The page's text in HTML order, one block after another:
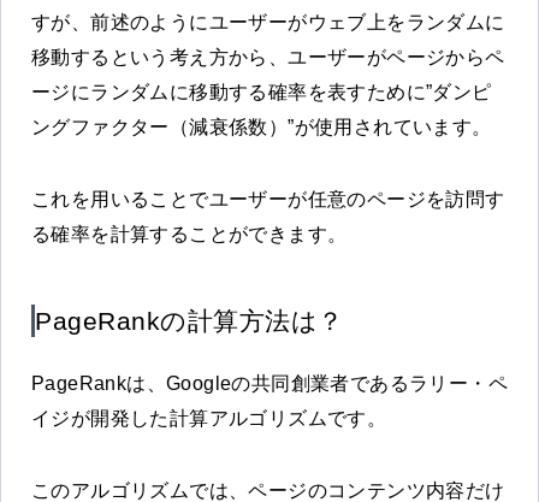
すが、前述のようにユーザーがウェブ上をランダムに
移動するという考え方から、ユーザーがページからペ
ージにランダムに移動する確率を表すために”ダンピ
ングファクター（減衰係数）”が使用されています。
これを用いることでユーザーが任意のページを訪問す
る確率を計算することができます。
PageRankの計算方法は？
PageRankは、Googleの共同創業者であるラリー・ペ
イジが開発した計算アルゴリズムです。
このアルゴリズムでは、ページのコンテンツ内容だけ